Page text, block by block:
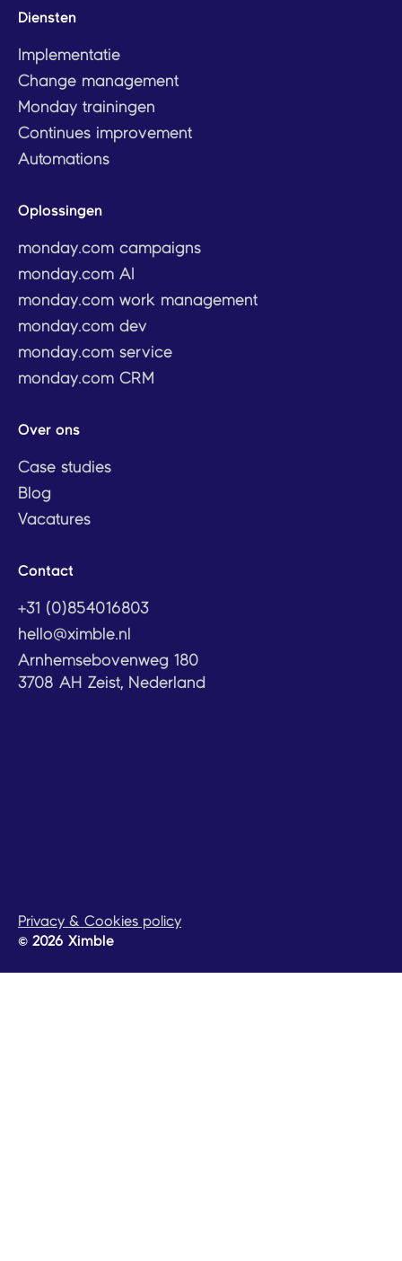
Diensten
Implementatie
Change management
Monday trainingen
Continues improvement
Automations
Oplossingen
monday.com campaigns
monday.com AI
monday.com work management
monday.com dev
monday.com service
monday.com CRM
Over ons
Case studies
Blog
Vacatures
Contact
+31 (0)854016803
hello@ximble.nl
Arnhemsebovenweg 180
3708 AH Zeist, Nederland
Privacy & Cookies policy
© 2026 Ximble